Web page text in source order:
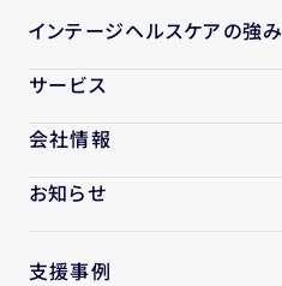
インテージヘルスケアの強み
サービス
会社情報
お知らせ
支援事例